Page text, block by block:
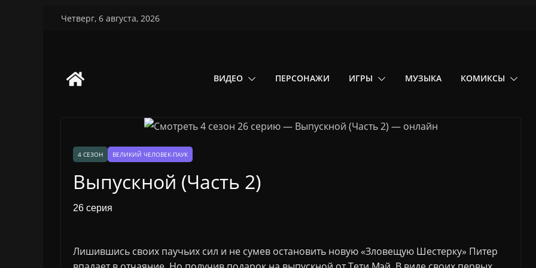
Перейти
Четверг, 6 августа, 2026
ВИДЕО ПЕРСОНАЖИ ИГРЫ МУЗЫКА КОМИКСЫ
4 СЕЗОН ВЕЛИКИЙ ЧЕЛОВЕК-ПАУК
Выпускной (Часть 2)
26 серия
Лишившись своих паучьих сил и не сумев остановить новую «Зловещую Шестерку» Питер